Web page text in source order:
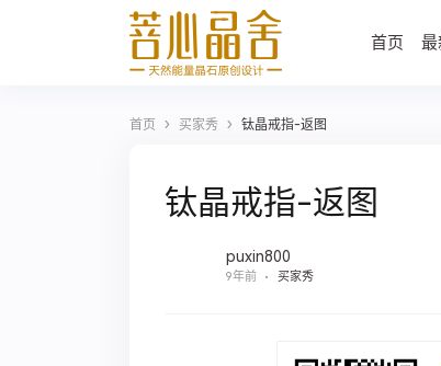
首页 最
首页 › 买家秀 › 钛晶戒指-返图
钛晶戒指-返图
puxin800
9年前 买家秀